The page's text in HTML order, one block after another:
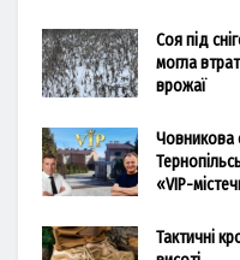
Соя під
могла
врожаї
Човникова
«VIP-
Тактичні